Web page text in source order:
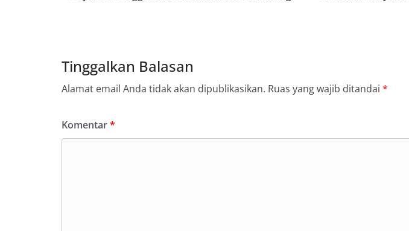
Tinggalkan Balasan
Alamat email Anda tidak akan dipublikasikan. Ruas yang wajib ditandai *
Komentar*